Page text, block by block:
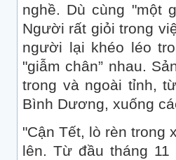
nghề. Dù cùng "một
Người rất giỏi trong
người lại khéo léo
"giẫm chân” nhau.
trong và ngoài tỉnh,
Bình Dương, xuống
"Cận Tết, lò rèn trong
lên. Từ đầu tháng